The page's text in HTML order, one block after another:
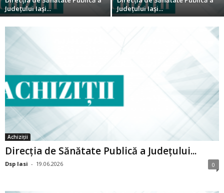
Județului Iași...
Județului Iași...
Achiziții
Direcția de Sănătate Publică a Județului...
Dsp Iasi - 19.06.2026 0